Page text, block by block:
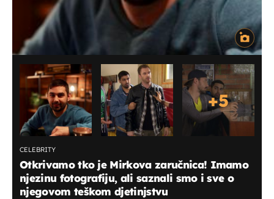
+5
CELEBRITY
Otkrivamo tko je Mirkova zaručnica! Imamo
njezinu fotografiju, ali saznali smo i sve o
njegovom teškom djetinjstvu